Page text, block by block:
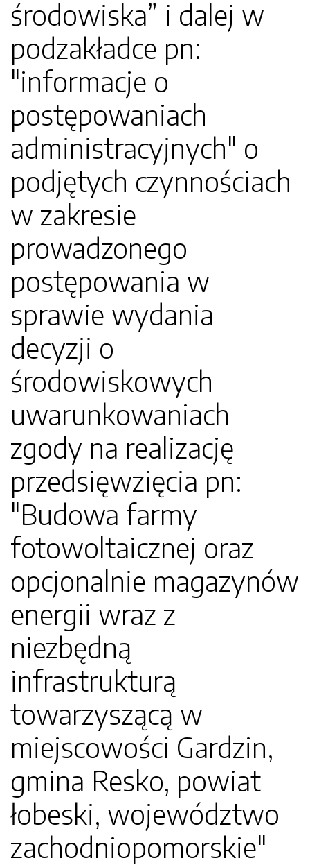
środowiska” i dalej w
podzakładce pn:
"informacje o
postępowaniach
administracyjnych" o
podjętych czynnościach
w zakresie
prowadzonego
postępowania w
sprawie wydania
decyzji o
środowiskowych
uwarunkowaniach
zgody na realizację
przedsięwzięcia pn:
"Budowa farmy
fotowoltaicznej oraz
opcjonalnie magazynów
energii wraz z
niezbędną
infrastrukturą
towarzyszącą w
miejscowości Gardzin,
gmina Resko, powiat
łobeski, województwo
zachodniopomorskie"